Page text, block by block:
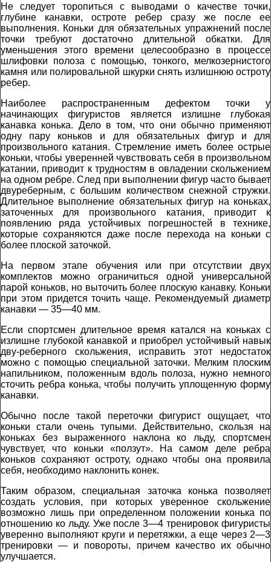
Не следует торопиться с выводами о качестве точки,
глубине канавки, остроте ребер сразу же после ее
выполнения. Коньки для обязательных упражнений после
точки требуют достаточно длительной обкатки. Для
уменьшения этого времени целесообразно в процессе
шлифовки полоза с помощью, тонкого, мелкозернистого
камня или полировальной шкурки снять излишнюю остроту
ребер.
Наиболее распространенным дефектом точки у
начинающих фигуристов является излишне глубокая
канавка конька. Дело в том, что они обычно применяют
одну пару коньков и для обязательных фигур и для
произвольного катания. Стремление иметь более острые
коньки, чтобы уверенней чувствовать себя в произвольном
катании, приводит к трудностям в овладении скольжением
на одном ребре. След при выполнении фигур часто бывает
двуреберным, с большим количеством снежной стружки.
Длительное выполнение обязательных фигур на коньках,
заточенных для произвольного катания, приводит к
появлению ряда устойчивых погрешностей в технике,
которые сохраняются даже после перехода на коньки с
более плоской заточкой.
На первом этапе обучения или при отсутствии двух
комплектов можно ограничиться одной универсальной
парой коньков, но выточить более плоскую канавку. Коньки
при этом придется точить чаще. Рекомендуемый диаметр
канавки — 35—40 мм.
Если спортсмен длительное время катался на коньках с
излишне глубокой канавкой и приобрел устойчивый навык
дву-реберного скольжения, исправить этот недостаток
можно с помощью специальной заточки. Мелким плоским
напильником, положенным вдоль полоза, нужно немного
сточить ребра конька, чтобы получить уплощенную форму
канавки.
Обычно после такой переточки фигурист ощущает, что
коньки стали очень тупыми. Действительно, скользя на
коньках без выраженного наклона ко льду, спортсмен
чувствует, что коньки «ползут». На самом деле ребра
коньков сохраняют остроту, однако чтобы она проявила
себя, необходимо наклонить конек.
Таким образом, специальная заточка конька позволяет
создать условия, при которых уверенное скольжение
возможно лишь при определенном положении конька по
отношению ко льду. Уже после 3—4 тренировок фигуристы
уверенно выполняют круги и перетяжки, а еще через 2—3
тренировки — и повороты, причем качество их обычно
улучшается.